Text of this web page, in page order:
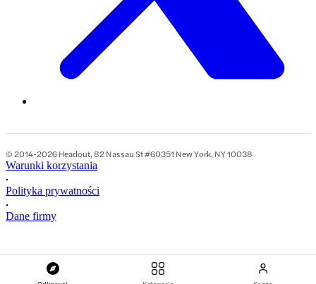
© 2014-2026 Headout, 82 Nassau St #60351 New York, NY 10038
Warunki korzystania
•
Polityka prywatności
•
Dane firmy